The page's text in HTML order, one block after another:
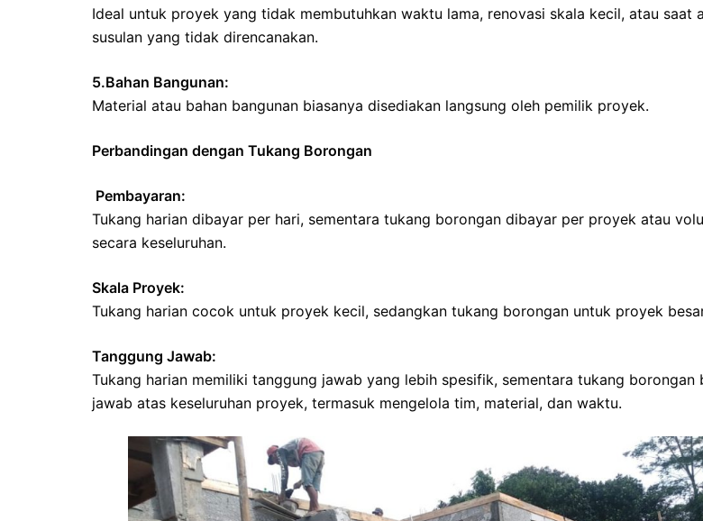
Ideal untuk proyek yang tidak membutuhkan waktu lama, renovasi skala kecil, atau saat
susulan yang tidak direncanakan.
5.Bahan Bangunan:
Material atau bahan bangunan biasanya disediakan langsung oleh pemilik proyek.
Perbandingan dengan Tukang Borongan
Pembayaran:
Tukang harian dibayar per hari, sementara tukang borongan dibayar per proyek atau
secara keseluruhan.
Skala Proyek:
Tukang harian cocok untuk proyek kecil, sedangkan tukang borongan untuk proyek
Tanggung Jawab:
Tukang harian memiliki tanggung jawab yang lebih spesifik, sementara tukang borongan
jawab atas keseluruhan proyek, termasuk mengelola tim, material, dan waktu.